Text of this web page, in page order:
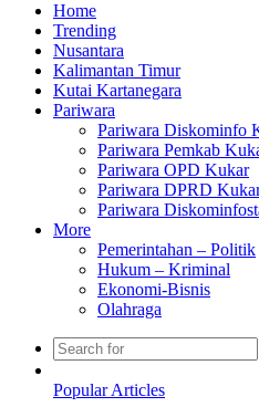
Home
Trending
Nusantara
Kalimantan Timur
Kutai Kartanegara
Pariwara
Pariwara Diskominfo
Pariwara Pemkab
Pariwara OPD Kukar
Pariwara DPRD
Pariwara
More
Pemerintahan – Politik
Hukum – Kriminal
Ekonomi-Bisnis
Olahraga
Popular Articles